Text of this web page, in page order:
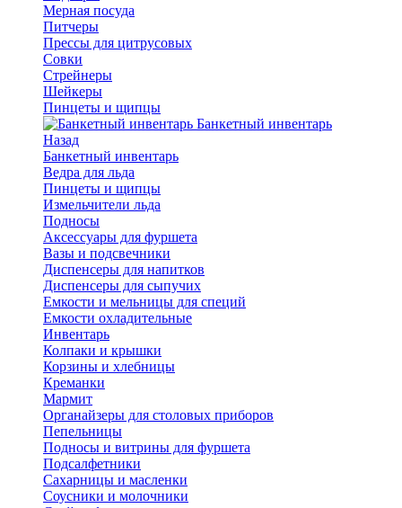
Мерная посуда
Питчеры
Прессы для цитрусовых
Совки
Стрейнеры
Шейкеры
Пинцеты и щипцы
Банкетный инвентарь
Назад
Банкетный инвентарь
Ведра для льда
Пинцеты и щипцы
Измельчители льда
Подносы
Аксессуары для фуршета
Вазы и подсвечники
Диспенсеры для напитков
Диспенсеры для сыпучих
Емкости и мельницы для специй
Емкости охладительные
Инвентарь
Колпаки и крышки
Корзины и хлебницы
Креманки
Мармит
Органайзеры для столовых приборов
Пепельницы
Подносы и витрины для фуршета
Подсалфетники
Сахарницы и масленки
Соусники и молочники